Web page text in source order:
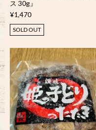
ス 30g』
¥1,470
SOLD OUT